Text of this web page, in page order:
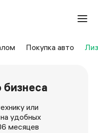
Покупка авто
бизнеса
или
удобных
месяцев